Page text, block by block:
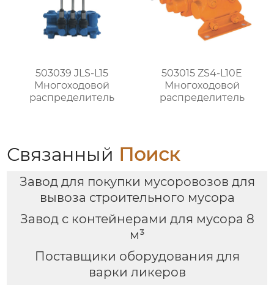
503039 JLS-L15
Многоходовой
распределитель
503015 ZS4-L10E
Многоходовой
распределитель
Связанный Поиск
Завод для покупки мусоровозов для
вывоза строительного мусора
Завод с контейнерами для мусора 8
м³
Поставщики оборудования для
варки ликеров